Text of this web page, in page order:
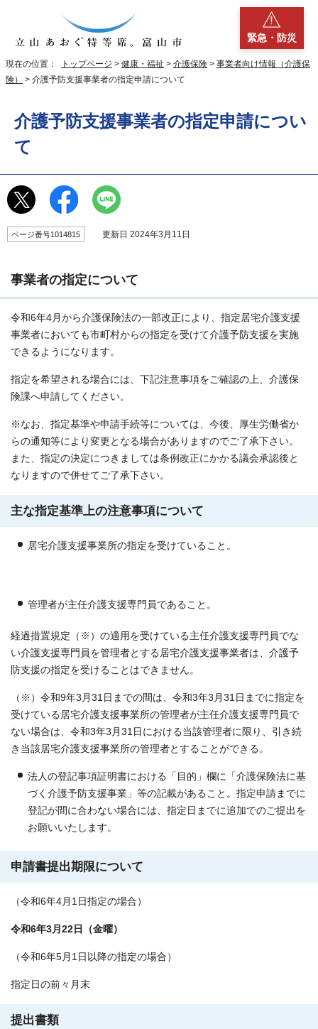
緊急・防災
現在の位置： トップページ > 健康・福祉 > 介護保険 > 事業者向け情報（介護保
険）
> 介護予防支援事業者の指定申請について
介護予防支援事業者の指定申請につい
て
ページ番号1014815 更新日 2024年3月11日
事業者の指定について
令和6年4月から介護保険法の一部改正により、指定居宅介護支援
事業者においても市町村からの指定を受けて介護予防支援を実施
できるようになります。
指定を希望される場合には、下記注意事項をご確認の上、介護保
険課へ申請してください。
※なお、指定基準や申請手続等については、今後、厚生労働省か
らの通知等により変更となる場合がありますのでご了承下さい。
また、指定の決定につきましては条例改正にかかる議会承認後と
なりますので併せてご了承下さい。
主な指定基準上の注意事項について
居宅介護支援事業所の指定を受けていること。
管理者が主任介護支援専門員であること。
経過措置規定（※）の適用を受けている主任介護支援専門員でな
い介護支援専門員を管理者とする居宅介護支援事業者は、介護予
防支援の指定を受けることはできません。
（※）令和9年3月31日までの間は、令和3年3月31日までに指定を
受けている居宅介護支援事業所の管理者が主任介護支援専門員で
ない場合は、令和3年3月31日における当該管理者に限り、引き続
き当該居宅介護支援事業所の管理者とすることができる。
法人の登記事項証明書における「目的」欄に「介護保険法に基
づく介護予防支援事業」等の記載があること。指定申請までに
登記が間に合わない場合には、指定日までに追加でのご提出を
お願いいたします。
申請書提出期限について
（令和6年4月1日指定の場合）
令和6年3月22日（金曜）
（令和6年5月1日以降の指定の場合）
指定日の前々月末
提出書類